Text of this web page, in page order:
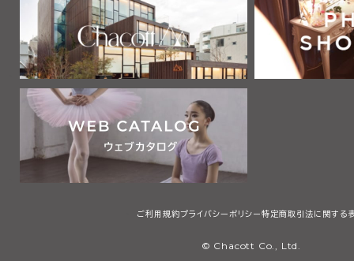
ご利用規約プライバシーポリシー 特定商取引法に関する
© Chacott Co., Ltd.